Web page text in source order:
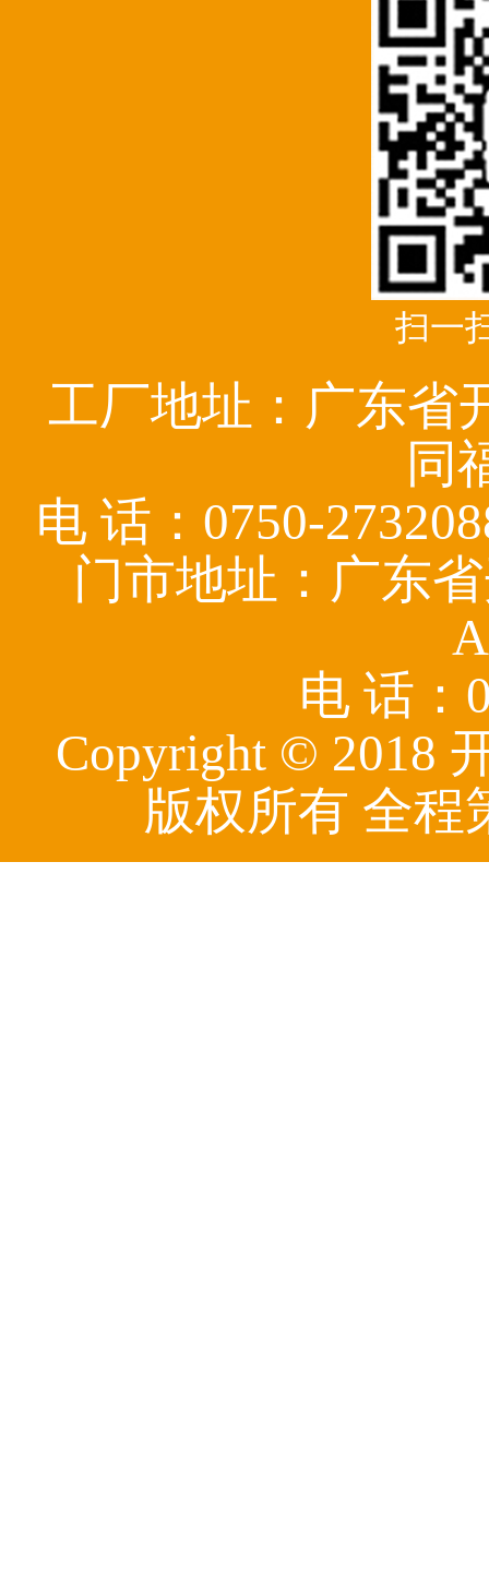
扫一
工厂地址：广东省
同
电 话：0750-
门市地址：广东
电 话：
Copyright © 2018
版权所有 全程